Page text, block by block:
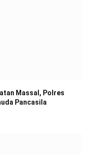
Massal, Polres
Pancasila